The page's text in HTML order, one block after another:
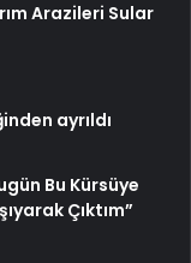
Arazileri Sular
ayrıldı
Bu Kürsüye
Çıktım”